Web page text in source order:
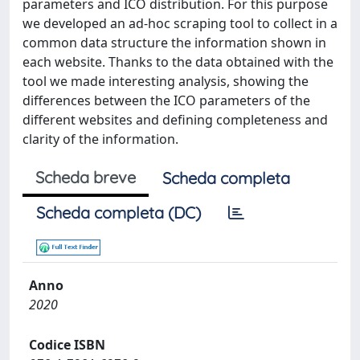
parameters and ICO distribution. For this purpose
we developed an ad-hoc scraping tool to collect in a
common data structure the information shown in
each website. Thanks to the data obtained with the
tool we made interesting analysis, showing the
differences between the ICO parameters of the
different websites and defining completeness and
clarity of the information.
Scheda breve
Scheda completa
Scheda completa (DC)
Anno
2020
Codice ISBN